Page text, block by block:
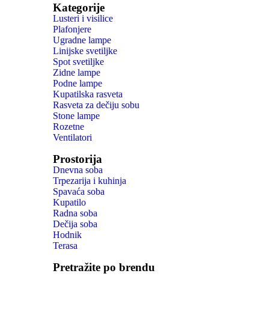
Kategorije
Lusteri i visilice
Plafonjere
Ugradne lampe
Linijske svetiljke
Spot svetiljke
Zidne lampe
Podne lampe
Kupatilska rasveta
Rasveta za dečiju sobu
Stone lampe
Rozetne
Ventilatori
Prostorija
Dnevna soba
Trpezarija i kuhinja
Spavaća soba
Kupatilo
Radna soba
Dečija soba
Hodnik
Terasa
Pretražite po brendu